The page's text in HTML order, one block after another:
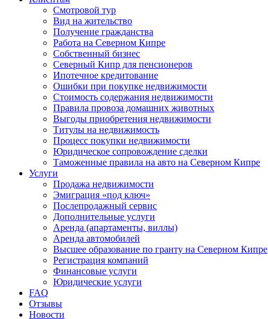
Смотровой тур
Вид на жительство
Получение гражданства
Работа на Северном Кипре
Собственный бизнес
Северный Кипр для пенсионеров
Ипотечное кредитование
Ошибки при покупке недвижимости
Стоимость содержания недвижимости
Правила провоза домашних животных
Выгоды приобретения недвижимости
Титулы на недвижимость
Процесс покупки недвижимости
Юридическое сопровождение сделки
Таможенные правила на авто на Северном Кипре
Услуги
Продажа недвижимости
Эмиграция «под ключ»
Послепродажный сервис
Дополнительные услуги
Аренда (апартаменты, виллы)
Аренда автомобилей
Высшее образование по гранту на Северном Кипре
Регистрация компаний
Финансовые услуги
Юридические услуги
FAQ
Отзывы
Новости